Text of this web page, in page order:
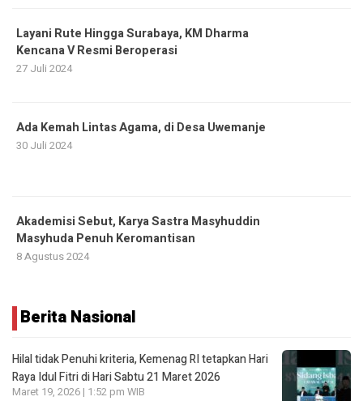
Layani Rute Hingga Surabaya, KM Dharma
Kencana V Resmi Beroperasi
27 Juli 2024
Ada Kemah Lintas Agama, di Desa Uwemanje
30 Juli 2024
Akademisi Sebut, Karya Sastra Masyhuddin
Masyhuda Penuh Keromantisan
8 Agustus 2024
Berita Nasional
Hilal tidak Penuhi kriteria, Kemenag RI tetapkan Hari
Raya Idul Fitri di Hari Sabtu 21 Maret 2026
Maret 19, 2026 | 1:52 pm WIB